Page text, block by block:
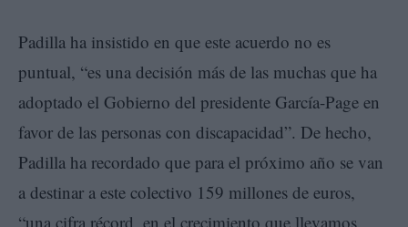
Padilla ha insistido en que este acuerdo no es
puntual, “es una decisión más de las muchas que ha
adoptado el Gobierno del presidente García-Page en
favor de las personas con discapacidad”. De hecho,
Padilla ha recordado que para el próximo año se van
a destinar a este colectivo 159 millones de euros,
“una cifra récord, en el crecimiento que llevamos